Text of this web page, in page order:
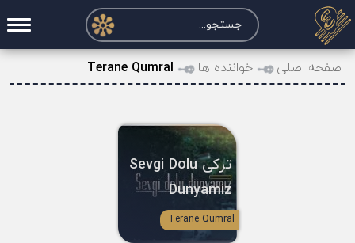
صفحه اصلی
نت و تبلچر
تماس با ما
حساب کاربری
صفحه اصلی خواننده ها Terane Qumral
ترکی Sevgi Dolu
Dunyamiz
Terane Qumral